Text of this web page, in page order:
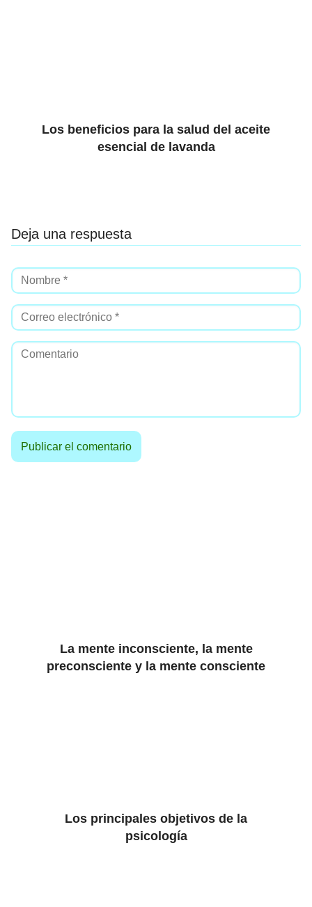
Los beneficios para la salud del aceite
esencial de lavanda
Deja una respuesta
La mente inconsciente, la mente
preconsciente y la mente consciente
Los principales objetivos de la
psicología